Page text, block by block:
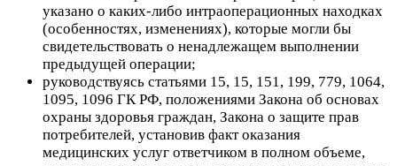
указано о каких-либо интраоперационных находках
(особенностях, изменениях), которые могли бы
свидетельствовать о ненадлежащем выполнении
предыдущей операции;
руководствуясь статьями 15, 15, 151, 199, 779, 1064,
1095, 1096 ГК РФ, положениями Закона об основах
охраны здоровья граждан, Закона о защите прав
потребителей, установив факт оказания
медицинских услуг ответчиком в полном объеме,